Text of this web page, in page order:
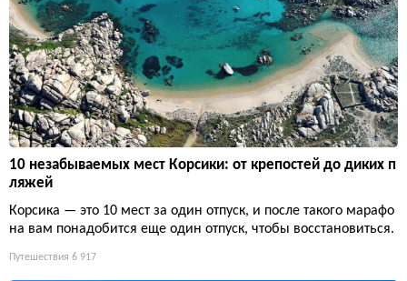
10 незабываемых мест Корсики: от крепостей до диких п
ляжей
Корсика — это 10 мест за один отпуск, и после такого марафо
на вам понадобится еще один отпуск, чтобы восстановиться.
Путешествия 6 917